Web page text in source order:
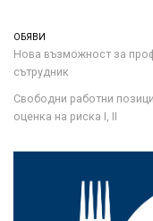
ОБЯВИ
Нова възможност за
сътрудник
Свободни работни
оценка на риска I, II